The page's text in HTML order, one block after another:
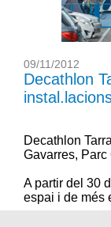
09/11/2012
Decathlon
Decathlon
Gavarres,
A partir del 30
espai i de més